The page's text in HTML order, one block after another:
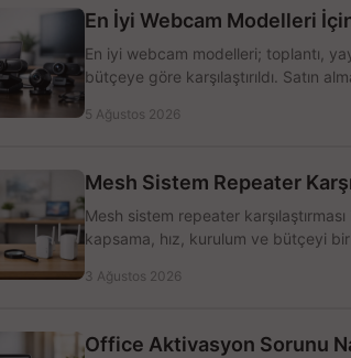
En İyi Webcam Modelleri
En iyi webcam modelleri; toplantı,
bütçeye göre karşılaştırıldı. Satın
5 Ağustos 2026
Mesh Sistem Repeater
Mesh sistem repeater
kapsama, hız, kurulum ve bütçeyi
3 Ağustos 2026
Office Aktivasyon Sorunu